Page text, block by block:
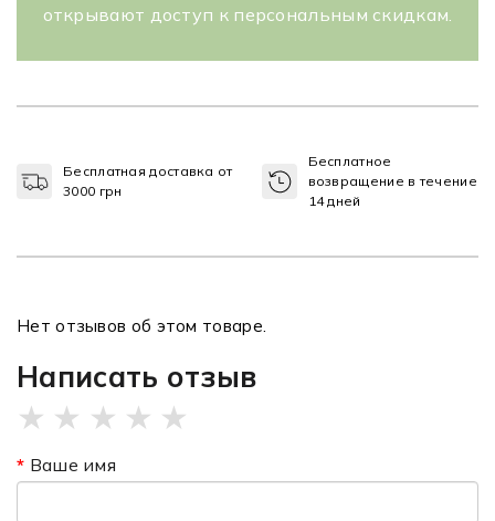
открывают доступ к персональным скидкам.
Бесплатная доставка от
3000 грн
Бесплатное
возвращение в течение
14 дней
Нет отзывов об этом товаре.
Написать отзыв
★ ★ ★ ★ ★
Ваше имя